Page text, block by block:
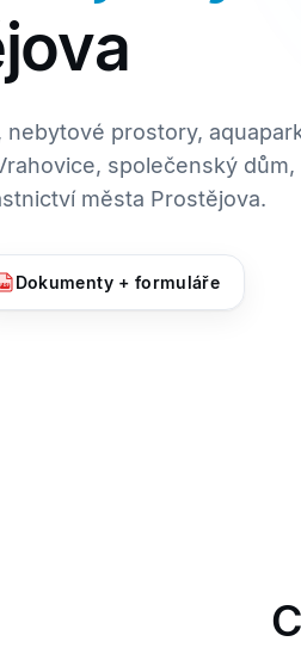
nebytové prostory,
společenský dům,
města Prostějova.
PDF Dokumenty + formuláře